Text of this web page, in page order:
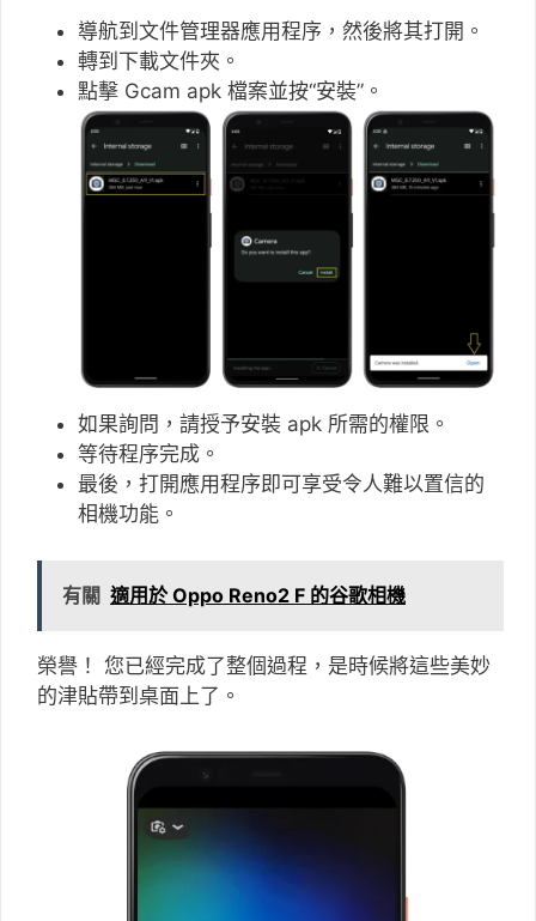
導航到文件管理器應用程序，然後將其打開。
轉到下載文件夾。
點擊 Gcam apk 檔案並按“安裝”。
如果詢問，請授予安裝 apk 所需的權限。
等待程序完成。
最後，打開應用程序即可享受令人難以置信的
相機功能。
有關 適用於 Oppo Reno2 F 的谷歌相機
榮譽！ 您已經完成了整個過程，是時候將這些美妙
的津貼帶到桌面上了。